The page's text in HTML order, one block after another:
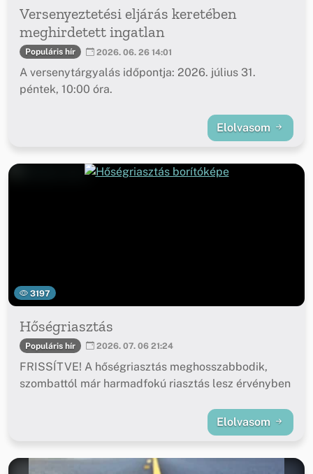
Versenyeztetési eljárás keretében
meghirdetett ingatlan
Populáris hír 2026. 06. 26 14:01
A versenytárgyalás időpontja: 2026. július 31.
péntek, 10:00 óra.
Elolvasom
3197
Hőségriasztás
Populáris hír 2026. 07. 06 21:24
FRISSÍTVE! A hőségriasztás meghosszabbodik,
szombattól már harmadfokú riasztás lesz érvényben
Elolvasom